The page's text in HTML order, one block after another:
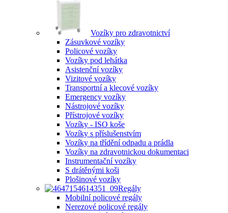
Vozíky pro zdravotnictví
Zásuvkové vozíky
Policové vozíky
Vozíky pod lehátka
Asistenční vozíky
Vizitové vozíky
Transportní a klecové vozíky
Emergency vozíky
Nástrojové vozíky
Přístrojové vozíky
Vozíky - ISO koše
Vozíky s příslušenstvím
Vozíky na třídění odpadu a prádla
Vozíky na zdravotnickou dokumentaci
Instrumentační vozíky
S drátěnými koši
Plošinové vozíky
Regály
Mobilní policové regály
Nerezové policové regály